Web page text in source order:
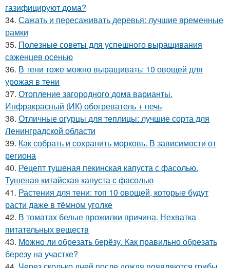
газифицируют дома?
34. Сажать и пересаживать деревья: лучшие временные
рамки
35. Полезные советы для успешного выращивания
саженцев осенью
36. В тени тоже можно выращивать: 10 овощей для
урожая в тени
37. Отопление загородного дома варианты.
Инфракрасный (ИК) обогреватель + печь
38. Отличные огурцы для теплицы: лучшие сорта для
Ленинградской области
39. Как собрать и сохранить морковь. В зависимости от
региона
40. Рецепт тушеная пекинская капуста с фасолью.
Тушеная китайская капуста с фасолью
41. Растения для тени: топ 10 овощей, которые будут
расти даже в тёмном уголке
42. В томатах белые прожилки причина. Нехватка
питательных веществ
43. Можно ли обрезать берёзу. Как правильно обрезать
березу на участке?